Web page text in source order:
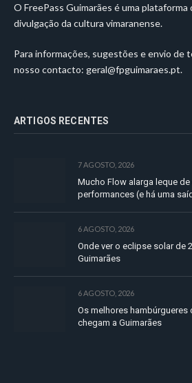
O FreePass Guimarães é uma plataforma
divulgação da cultura vimaranense.
Para informações, sugestões e envio de
nosso contacto: geral@fpguimaraes.pt.
ARTIGOS RECENTES
7 AGOSTO, 2026
Mucho Flow alarga leque
performances (e há uma
6 AGOSTO, 2026
Onde ver o eclipse solar de
Guimarães
6 AGOSTO, 2026
Os melhores hambúrgueres
chegam a Guimarães